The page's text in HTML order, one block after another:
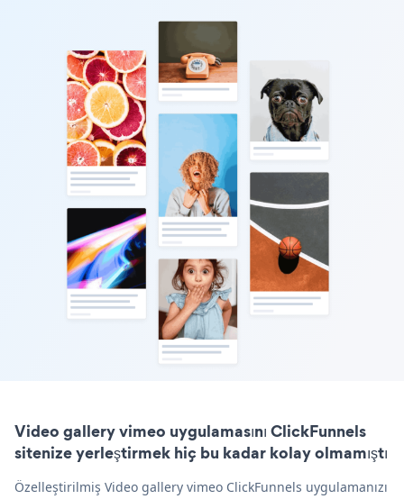
Video gallery vimeo uygulamasını ClickFunnels
sitenize yerleştirmek hiç bu kadar kolay olmamıştı
Özelleştirilmiş Video gallery vimeo ClickFunnels uygulamanızı